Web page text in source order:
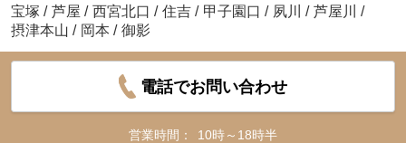
宝塚 / 芦屋 / 西宮北口 / 住吉 / 甲子園口 / 夙川 / 芦屋川
/
摂津本山 / 岡本 / 御影
電話でお問い合わせ
営業時間：
10時～18時半